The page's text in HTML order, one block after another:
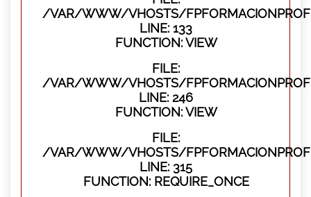
/VAR/WWW/VHOSTS/
LINE: 133
FUNCTION: VIEW
FILE:
/VAR/WWW/VHOSTS/
LINE: 246
FUNCTION: VIEW
FILE:
/VAR/WWW/VHOSTS/
LINE: 315
FUNCTION: REQUIRE_ONCE